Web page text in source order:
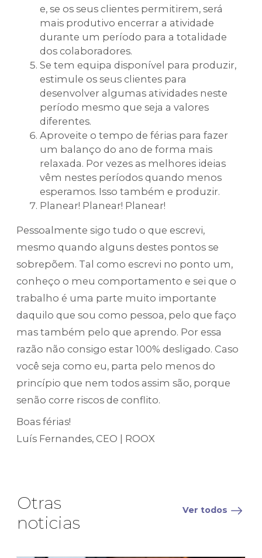
e, se os seus clientes permitirem, será
mais produtivo encerrar a atividade
durante um período para a totalidade
dos colaboradores.
Se tem equipa disponível para produzir,
estimule os seus clientes para
desenvolver algumas atividades neste
período mesmo que seja a valores
diferentes.
Aproveite o tempo de férias para fazer
um balanço do ano de forma mais
relaxada. Por vezes as melhores ideias
vêm nestes períodos quando menos
esperamos. Isso também e produzir.
Planear! Planear! Planear!
Pessoalmente sigo tudo o que escrevi,
mesmo quando alguns destes pontos se
sobrepõem. Tal como escrevi no ponto um,
conheço o meu comportamento e sei que o
trabalho é uma parte muito importante
daquilo que sou como pessoa, pelo que faço
mas também pelo que aprendo. Por essa
razão não consigo estar 100% desligado. Caso
você seja como eu, parta pelo menos do
princípio que nem todos assim são, porque
senão corre riscos de conflito.
Boas férias!
Luís Fernandes, CEO | ROOX
Otras
noticias
Ver todos